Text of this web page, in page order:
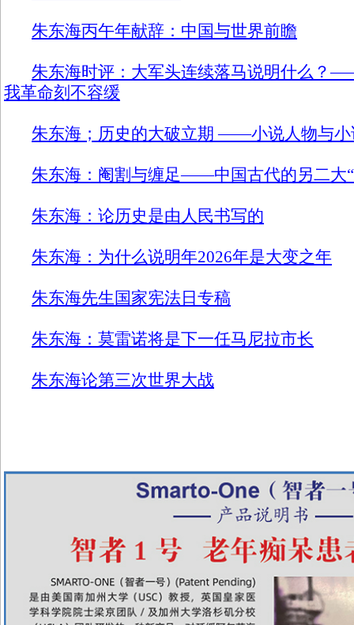
朱东海丙午年献辞：中国与世界前瞻
朱东海时评：大军头连续落马说明什么？
我革命刻不容缓
朱东海；历史的大破立期 ——小说人物与小
朱东海：阉割与缠足——中国古代的另二大
朱东海：论历史是由人民书写的
朱东海：为什么说明年2026年是大变之年
朱东海先生国家宪法日专稿
朱东海：莫雷诺将是下一任马尼拉市长
朱东海论第三次世界大战